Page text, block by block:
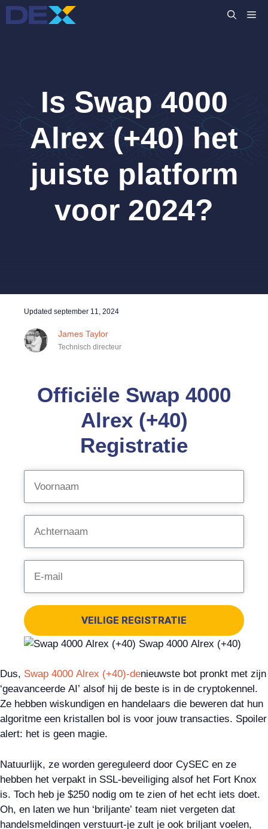
Ga
naar
Is Swap 4000
Alrex (+40) het
juiste platform
voor 2024?
Updated september 11, 2024
James Taylor
Technisch directeur
Officiële Swap 4000
Alrex (+40)
Registratie
VEILIGE REGISTRATIE
Dus, Swap 4000 Alrex (+40)-denieuwste bot pronkt met zijn
‘geavanceerde AI’ alsof hij de beste is in de cryptokennel.
Ze hebben wiskundigen en handelaars die beweren dat hun
algoritme een kristallen bol is voor jouw transacties. Spoiler
alert: het is geen magie.
Natuurlijk, ze worden gereguleerd door CySEC en ze
hebben het verpakt in SSL-beveiliging alsof het Fort Knox
is. Toch heb je $250 nodig om te zien of het echt iets doet.
Oh, en laten we hun ‘briljante’ team niet vergeten dat
handelsmeldingen verstuurt-je zult je ook briljant voelen,